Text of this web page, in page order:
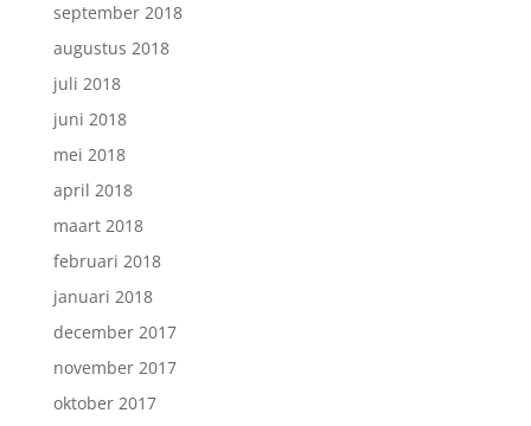
september 2018
augustus 2018
juli 2018
juni 2018
mei 2018
april 2018
maart 2018
februari 2018
januari 2018
december 2017
november 2017
oktober 2017